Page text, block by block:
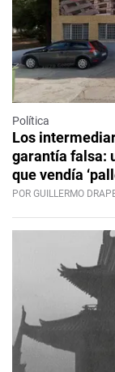
Política
Los
garantía falsa:
que vendía
POR GUILLERMO